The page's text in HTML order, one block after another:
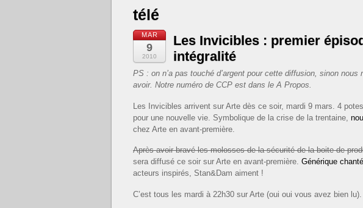
télé
MAR
9
2010
Les Invicibles : premier
intégralité
PS : on n’a pas touché d’argent pour cette diffusion, sinon nous
avoir. Notre numéro de CCP est dans le A Propos.
Les Invicibles arrivent sur Arte dès ce soir, mardi 9 mars. 4
pour une nouvelle vie. Symbolique de la crise de la trentaine,
chez Arte en avant-première.
Après avoir bravé les molosses de la sécurité de la boite de
sera diffusé ce soir sur Arte en avant-première. Générique
acteurs inspirés, Stan&Dam aiment !
C’est tous les mardi à 22h30 sur Arte (oui oui vous avez bien lu).